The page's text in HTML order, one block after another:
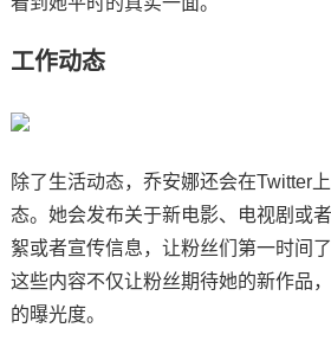
工作动态
除了生活动态，乔安娜还会在Twitter
态。她会发布关于新电影、电视剧或
絮或者宣传信息，让粉丝们第一时间
这些内容不仅让粉丝期待她的新作品
的曝光度。